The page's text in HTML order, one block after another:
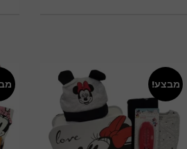
מבצע!